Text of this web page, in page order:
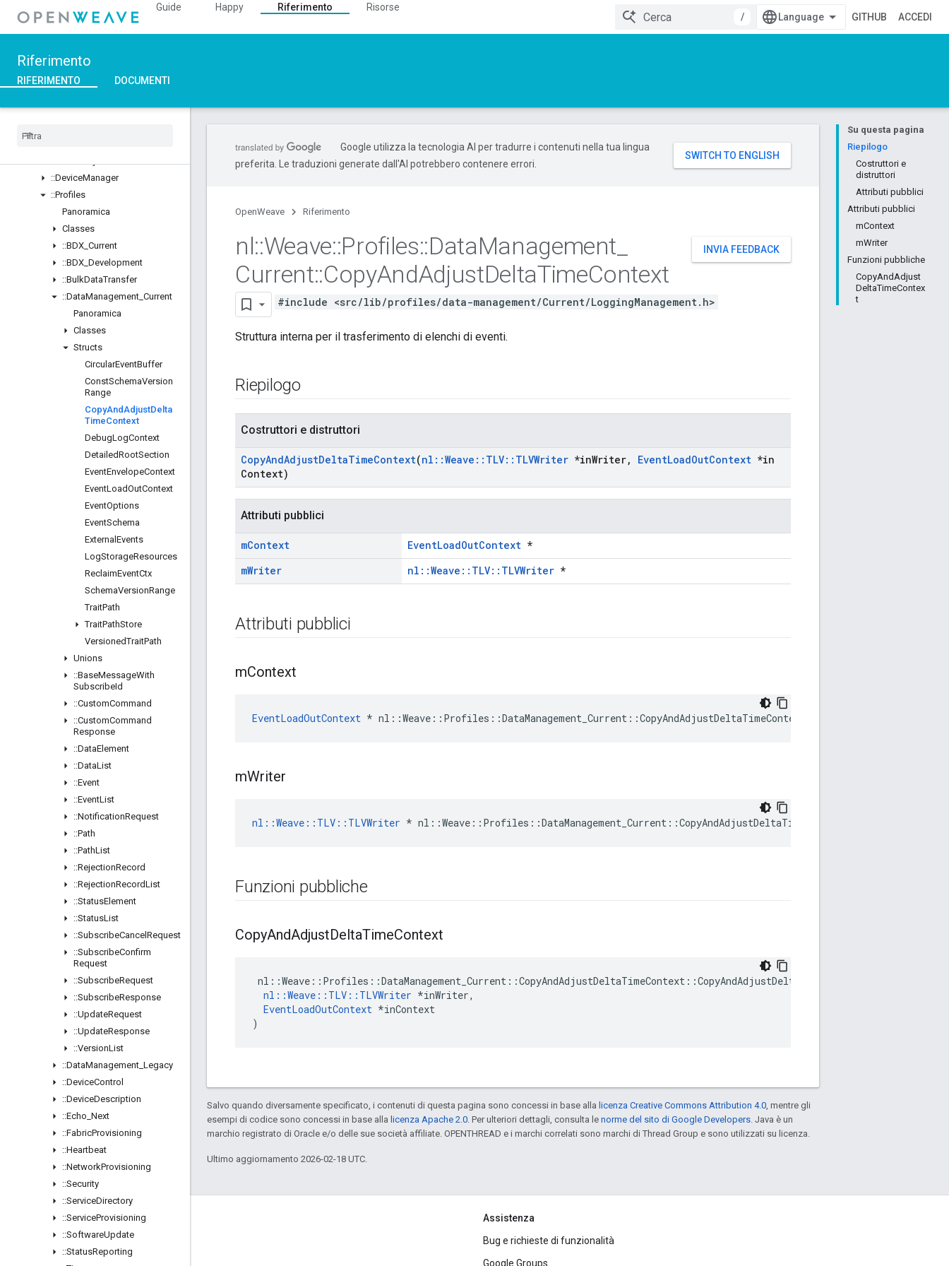
Guide Happy Riferimento
Risorse
/
GITHUB ACCEDI
Riferimento
RIFERIMENTO DOCUMENTI
::Inet
Panoramica
Classes
Unions
::DeviceManager
::Profiles
Panoramica
Classes
::BDX Current
::BDX Development
::BulkDataTransfer
::DataManagement Current
Panoramica
Classes
Structs
CircularEventBuffer
ConstSchemaVersion
Range
CopyAndAdjustDelta
TimeContext
DebugLogContext
DetailedRootSection
EventEnvelopeContext
EventLoadOutContext
EventOptions
EventSchema
External Events
LogStorageResources
ReclaimEventCtx
SchemaVersionRange
TraitPath
TraitPathStore
VersionedTraitPath
Unions
::BaseMessageWith
SubscribeId
::CustomCommand
::CustomCommand
Response
::DataElement
::DataList
::Event
::EventList
::NotificationRequest
::Path
::PathList
::RejectionRecord
::RejectionRecordList
::StatusElement
::StatusList
::SubscribeCancel Request
::SubscribeConfirm
Request
::SubscribeRequest
::SubscribeResponse
::UpdateRequest
::UpdateResponse
::VersionList
::DataManagement Legacy
::DeviceControl
::DeviceDescription
::Echo Next
::FabricProvisioning
::Heartbeat
::NetworkProvisioning
::Security
::ServiceDirectory
::ServiceProvisioning
::SoftwareUpdate
::StatusReporting
Su questa pagina
Riepilogo
Costruttori e
distruttori
Attributi pubblici
Attributi pubblici
mContext
mWriter
Funzioni pubbliche
CopyAndAdjust
DeltaTimeContex
t
Google utilizza la tecnologia AI per tradurre i contenuti nella tua lingua
preferita. Le traduzioni generate dall'AI potrebbero contenere errori.
OpenWeave Riferimento
INVIA FEEDBACK
nl::Weave::Profiles::DataManagement
Current::CopyAndAdjustDeltaTimeContext
#include <src/lib/profiles/data-management/Current/LoggingManagement.h>
Struttura interna per il trasferimento di elenchi di eventi.
Riepilogo
Costruttori e distruttori
CopyAndAdjustDeltaTimeContext(nl ::Weave :: TLV:: TLVWriter *inWriter, EventLoadOutContext *in
Context)
Attributi pubblici
mContext EventLoadOutContext *
mWriter nl::Weave::TLV::TLVWriter *
Attributi pubblici
mContext
EventLoadOutContext * nl::Weave::Profiles::DataManagement_Current::CopyAndAdjustDeltaTimeContext::mContext
mWriter
nl::Weave::TLV::TLVWriter * nl::Weave::Profiles::DataManagement_Current::CopyAndAdjustDeltaTimeContext::mWriter
Funzioni pubbliche
CopyAndAdjustDeltaTimeContext
nl::Weave::Profiles::DataManagement_Current::CopyAndAdjustDeltaTimeContext::CopyAndAdjustDeltaTimeContext(
nl::Weave::TLV::TLVWriter *inWriter,
EventLoadOutContext *inContext
)
Salvo quando diversamente specificato, i contenuti di questa pagina sono concessi in base alla licenza Creative Commons Attribution 4.0, mentre gli
esempi di codice sono concessi in base alla licenza Apache 2.0. Per ulteriori dettagli, consulta le norme del sito di Google Developers. Java è un
marchio registrato di Oracle e/o delle sue società affiliate. OPENTHREAD e i marchi correlati sono marchi di Thread Group e sono utilizzati su licenza.
Ultimo aggiornamento 2026-02-18 UTC.
OpenWeave
Assistenza
Bug e richieste di funzionalità
Google Groups